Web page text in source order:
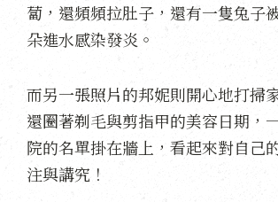
蔔，還頻頻拉肚子，還有一隻兔子
朵進水感染發炎。
而另一張照片的邦妮則開心地打掃
還圈著剃毛與剪指甲的美容日期，
院的名單掛在牆上，看起來對自己
注與講究！